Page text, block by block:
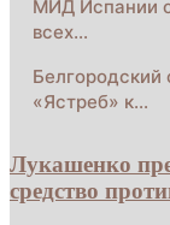
МИД Испании
всех…
Белгородский
«Ястреб» к…
Лукашенко
средство